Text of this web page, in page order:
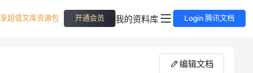
超值文库资源包 开通会员 我的资料库 Login 腾讯文档
编辑文档